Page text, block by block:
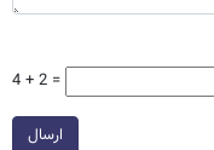
4 + 2 =
ارسال